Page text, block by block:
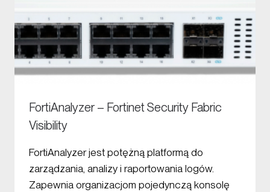
FortiAnalyzer – Fortinet Security Fabric
Visibility
FortiAnalyzer jest potężną platformą do
zarządzania, analizy i raportowania logów.
Zapewnia organizacjom pojedynczą konsolę